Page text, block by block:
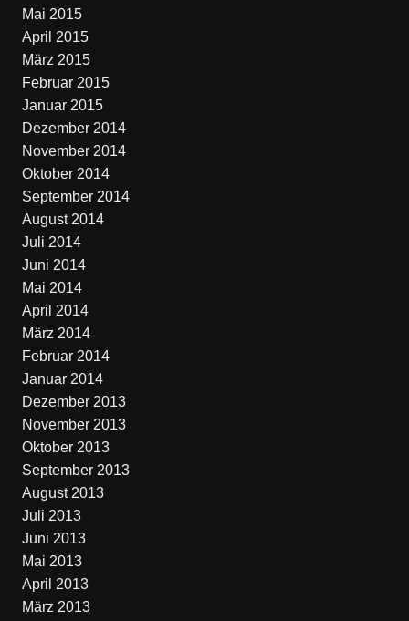
Mai 2015
April 2015
März 2015
Februar 2015
Januar 2015
Dezember 2014
November 2014
Oktober 2014
September 2014
August 2014
Juli 2014
Juni 2014
Mai 2014
April 2014
März 2014
Februar 2014
Januar 2014
Dezember 2013
November 2013
Oktober 2013
September 2013
August 2013
Juli 2013
Juni 2013
Mai 2013
April 2013
März 2013